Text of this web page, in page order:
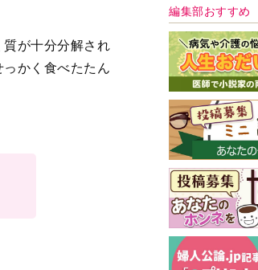
が十分分解され
かく食べたたん
編集部おすすめ